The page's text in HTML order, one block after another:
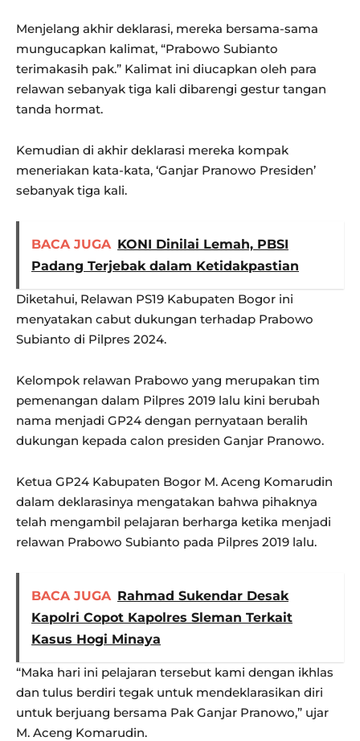
Menjelang akhir deklarasi, mereka bersama-sama
mungucapkan kalimat, “Prabowo Subianto
terimakasih pak.” Kalimat ini diucapkan oleh para
relawan sebanyak tiga kali dibarengi gestur tangan
tanda hormat.
Kemudian di akhir deklarasi mereka kompak
meneriakan kata-kata, ‘Ganjar Pranowo Presiden’
sebanyak tiga kali.
BACA JUGA KONI Dinilai Lemah, PBSI
Padang Terjebak dalam Ketidakpastian
Diketahui, Relawan PS19 Kabupaten Bogor ini
menyatakan cabut dukungan terhadap Prabowo
Subianto di Pilpres 2024.
Kelompok relawan Prabowo yang merupakan tim
pemenangan dalam Pilpres 2019 lalu kini berubah
nama menjadi GP24 dengan pernyataan beralih
dukungan kepada calon presiden Ganjar Pranowo.
Ketua GP24 Kabupaten Bogor M. Aceng Komarudin
dalam deklarasinya mengatakan bahwa pihaknya
telah mengambil pelajaran berharga ketika menjadi
relawan Prabowo Subianto pada Pilpres 2019 lalu.
BACA JUGA Rahmad Sukendar Desak
Kapolri Copot Kapolres Sleman Terkait
Kasus Hogi Minaya
“Maka hari ini pelajaran tersebut kami dengan ikhlas
dan tulus berdiri tegak untuk mendeklarasikan diri
untuk berjuang bersama Pak Ganjar Pranowo,” ujar
M. Aceng Komarudin.